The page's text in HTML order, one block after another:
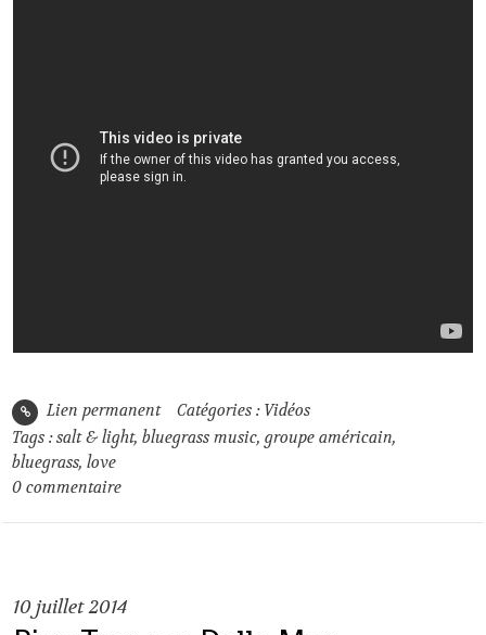
Lien permanent Catégories : Vidéos
Tags :salt & light,bluegrass music,groupe américain,
bluegrass,love
0 commentaire
10juillet 2014